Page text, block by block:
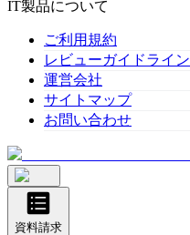
IT製品について
ご利用規約
レビューガイドライン
運営会社
サイトマップ
お問い合わせ
資料請求